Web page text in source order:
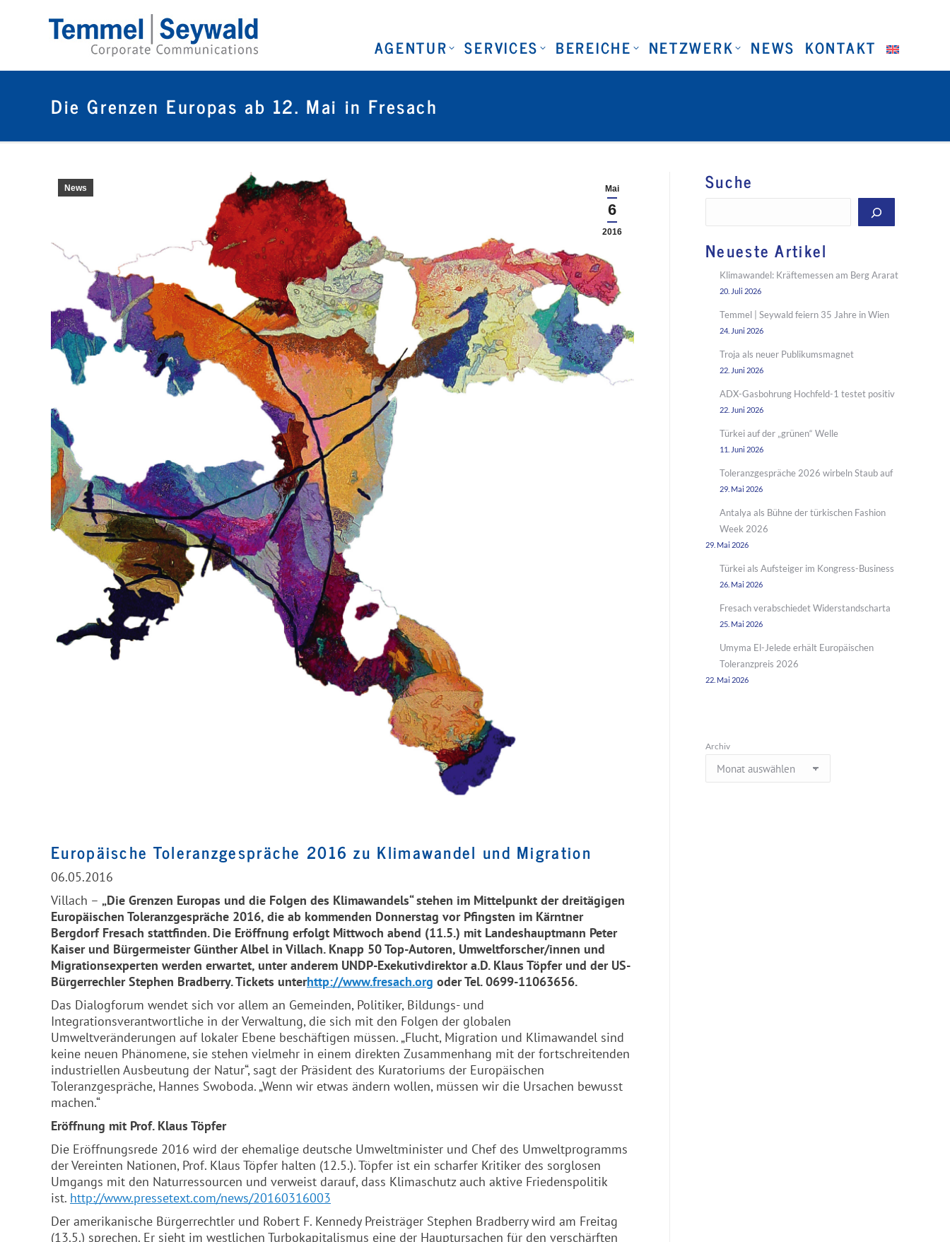
AGENTUR SERVICES BEREICHE NETZWERK NEWS KONTAKT
Die Grenzen Europas ab 12. Mai in Fresach
Mai
6
2016
News
Europäische Toleranzgespräche 2016 zu Klimawandel und Migration
06.05.2016
Villach – „Die Grenzen Europas und die Folgen des Klimawandels“ stehen im Mittelpunkt der dreitägigen
Europäischen Toleranzgespräche 2016, die ab kommenden Donnerstag vor Pfingsten im Kärntner
Bergdorf Fresach stattfinden. Die Eröffnung erfolgt Mittwoch abend (11.5.) mit Landeshauptmann Peter
Kaiser und Bürgermeister Günther Albel in Villach. Knapp 50 Top-Autoren, Umweltforscher/innen und
Migrationsexperten werden erwartet, unter anderem UNDP-Exekutivdirektor a.D. Klaus Töpfer und der US-
Bürgerrechler Stephen Bradberry.Tickets unterhttp://www.fresach.org oder Tel. 0699-11063656.
Das Dialogforum wendet sich vor allem an Gemeinden, Politiker, Bildungs- und
Integrationsverantwortliche in der Verwaltung, die sich mit den Folgen der globalen
Umweltveränderungen auf lokaler Ebene beschäftigen müssen. „Flucht, Migration und Klimawandel sind
keine neuen Phänomene, sie stehen vielmehr in einem direkten Zusammenhang mit der fortschreitenden
industriellen Ausbeutung der Natur“, sagt der Präsident des Kuratoriums der Europäischen
Toleranzgespräche, Hannes Swoboda. „Wenn wir etwas ändern wollen, müssen wir die Ursachen bewusst
machen.“
Eröffnung mit Prof. Klaus Töpfer
Die Eröffnungsrede 2016 wird der ehemalige deutsche Umweltminister und Chef des Umweltprogramms
der Vereinten Nationen, Prof. Klaus Töpfer halten (12.5.). Töpfer ist ein scharfer Kritiker des sorglosen
Umgangs mit den Naturressourcen und verweist darauf, dass Klimaschutz auch aktive Friedenspolitik
ist. http://www.pressetext.com/news/20160316003
Der amerikanische Bürgerrechtler und Robert F. Kennedy Preisträger Stephen Bradberry wird am Freitag
(13.5.) sprechen. Er sieht im westlichen Turbokapitalismus eine der Hauptursachen für den verschärften
Suche
Neueste Artikel
Klimawandel: Kräftemessen am Berg Ararat
20. Juli 2026
Temmel | Seywald feiern 35 Jahre in Wien
24. Juni 2026
Troja als neuer Publikumsmagnet
22. Juni 2026
ADX-Gasbohrung Hochfeld-1 testet positiv
22. Juni 2026
Türkei auf der „grünen“ Welle
11. Juni 2026
Toleranzgespräche 2026 wirbeln Staub auf
29. Mai 2026
Antalya als Bühne der türkischen Fashion
Week 2026
29. Mai 2026
Türkei als Aufsteiger im Kongress-Business
26. Mai 2026
Fresach verabschiedet Widerstandscharta
25. Mai 2026
Umyma El-Jelede erhält Europäischen
Toleranzpreis 2026
22. Mai 2026
Archiv